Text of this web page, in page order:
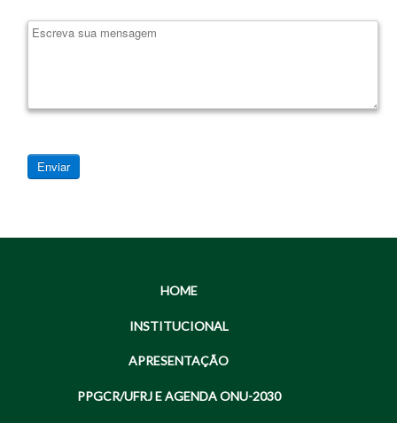
Enviar
HOME
INSTITUCIONAL
APRESENTAÇÃO
PPGCR/UFRJ E AGENDA ONU-2030